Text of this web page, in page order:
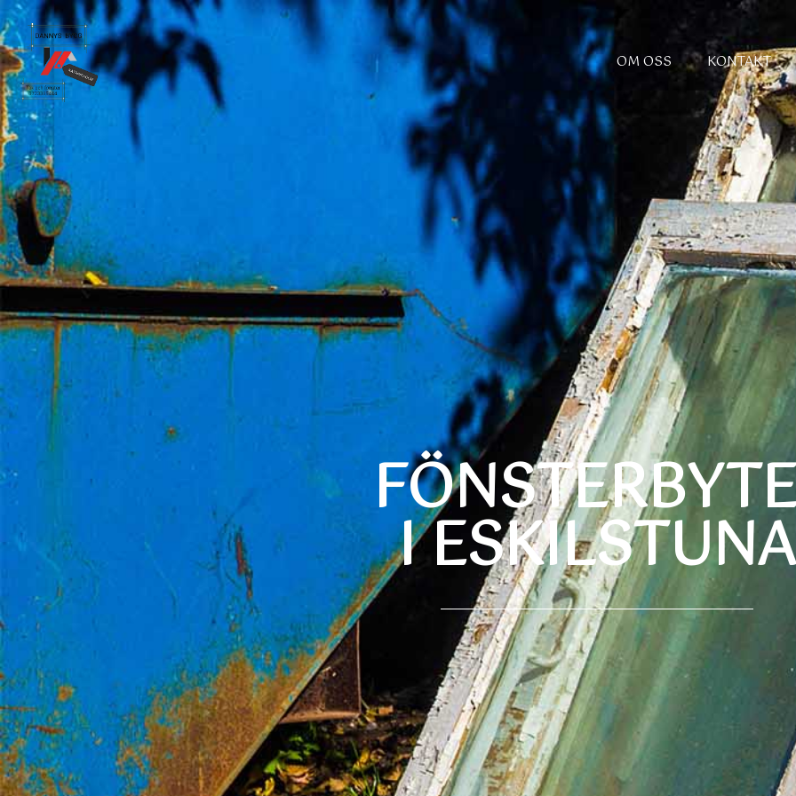
OM OSS KONTAKT
I ESKILSTUNA